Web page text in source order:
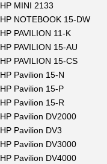
HP MINI 2133
HP NOTEBOOK 15-DW
HP PAVILION 11-K
HP PAVILION 15-AU
HP PAVILION 15-CS
HP Pavilion 15-N
HP Pavilion 15-P
HP Pavilion 15-R
HP Pavilion DV2000
HP Pavilion DV3
HP Pavilion DV3000
HP Pavilion DV4000